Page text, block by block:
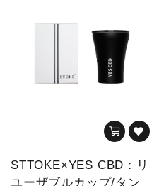
STTOKE×YES CBD：リ
ユーザブルカップ/タン